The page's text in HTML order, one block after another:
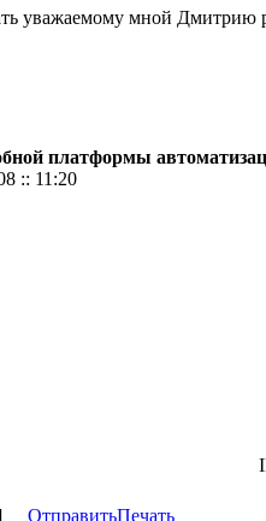
уважаемому мной Дмитрию
платформы
:: 11:20
ОтправитьПечать